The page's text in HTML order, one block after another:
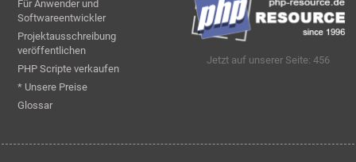
Für Anwender und
Softwareentwickler
Projektausschreibung
veröffentlichen
PHP Scripte verkaufen
* Unsere Preise
Glossar
Jetzt auf unserer Seite: 456